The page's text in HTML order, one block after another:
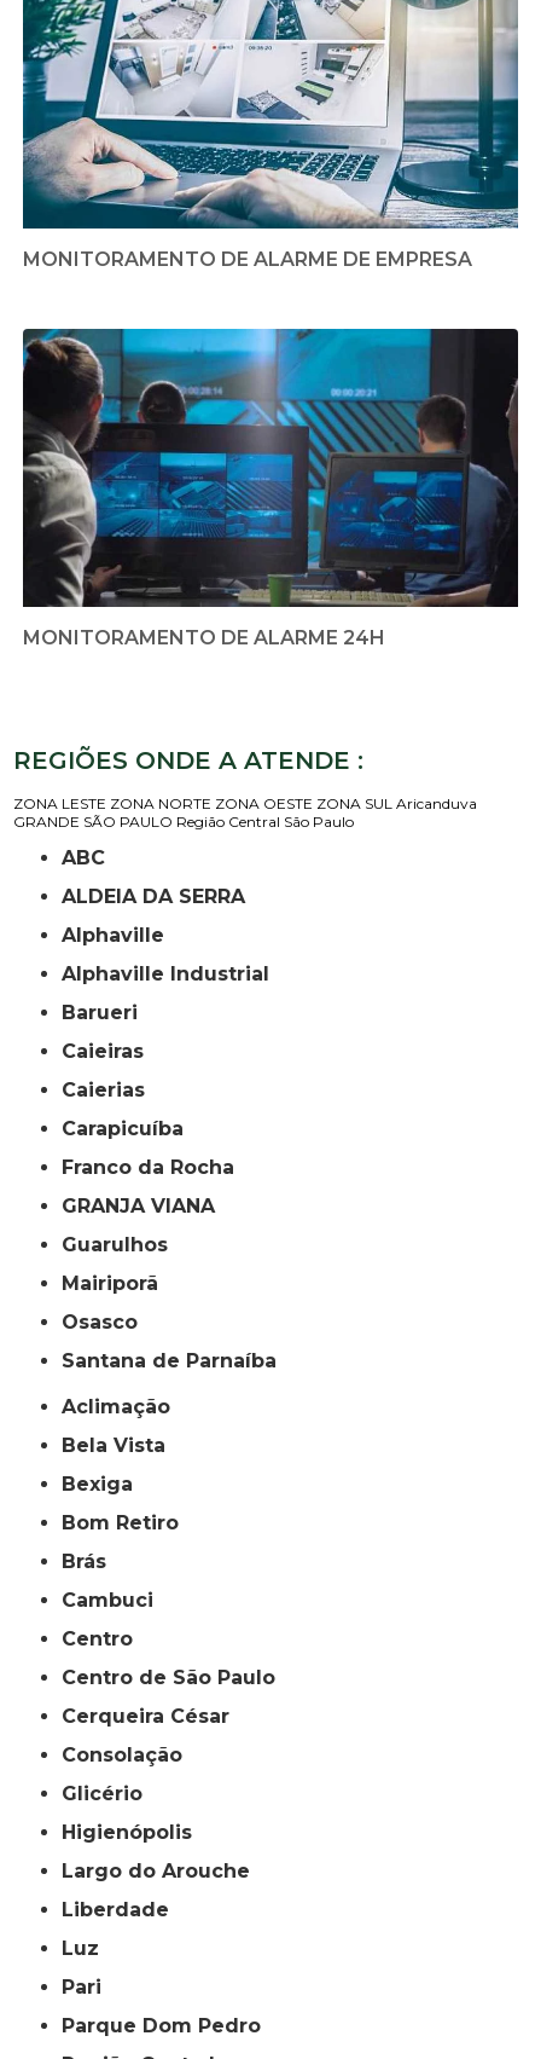
MONITORAMENTO DE ALARME DE EMPRESA
MONITORAMENTO DE ALARME 24H
REGIÕES ONDE A ATENDE :
ZONA LESTE ZONA NORTE ZONA OESTE ZONA SUL Aricanduva
GRANDE SÃO PAULO Região Central São Paulo
ABC
ALDEIA DA SERRA
Alphaville
Alphaville Industrial
Barueri
Caieiras
Caierias
Carapicuíba
Franco da Rocha
GRANJA VIANA
Guarulhos
Mairiporã
Osasco
Santana de Parnaíba
Aclimação
Bela Vista
Bexiga
Bom Retiro
Brás
Cambuci
Centro
Centro de São Paulo
Cerqueira César
Consolação
Glicério
Higienópolis
Largo do Arouche
Liberdade
Luz
Pari
Parque Dom Pedro